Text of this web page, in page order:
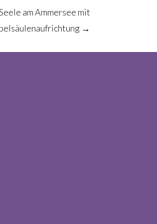
am Ammersee mit
→